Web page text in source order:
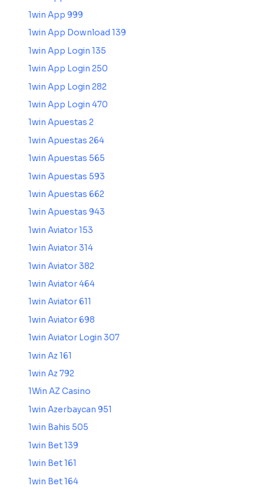
1win App 999
1win App Download 139
1win App Login 135
1win App Login 250
1win App Login 282
1win App Login 470
1win Apuestas 2
1win Apuestas 264
1win Apuestas 565
1win Apuestas 593
1win Apuestas 662
1win Apuestas 943
1win Aviator 153
1win Aviator 314
1win Aviator 382
1win Aviator 464
1win Aviator 611
1win Aviator 698
1win Aviator Login 307
1win Az 161
1win Az 792
1Win AZ Casino
1win Azerbaycan 951
1win Bahis 505
1win Bet 139
1win Bet 161
1win Bet 164